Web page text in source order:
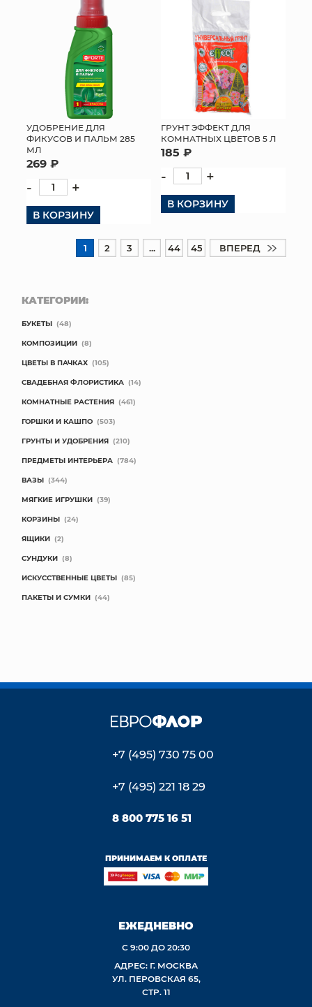
УДОБРЕНИЕ ДЛЯ
ФИКУСОВ И ПАЛЬМ 285
МЛ
269 ₽
- +
В КОРЗИНУ
ГРУНТ ЭФФЕКТ ДЛЯ
КОМНАТНЫХ ЦВЕТОВ 5 Л
185 ₽
- +
В КОРЗИНУ
1 2 3 ... 44 45 ВПЕРЕД
КАТЕГОРИИ:
БУКЕТЫ (48)
КОМПОЗИЦИИ (8)
ЦВЕТЫ В ПАЧКАХ (105)
СВАДЕБНАЯ ФЛОРИСТИКА (14)
КОМНАТНЫЕ РАСТЕНИЯ (461)
ГОРШКИ И КАШПО (503)
ГРУНТЫ И УДОБРЕНИЯ (210)
ПРЕДМЕТЫ ИНТЕРЬЕРА (784)
ВАЗЫ (344)
МЯГКИЕ ИГРУШКИ (39)
КОРЗИНЫ (24)
ЯЩИКИ (2)
СУНДУКИ (8)
ИСКУССТВЕННЫЕ ЦВЕТЫ (85)
ПАКЕТЫ И СУМКИ (44)
+7 (495) 730 75 00
+7 (495) 221 18 29
8 800 775 16 51
ПРИНИМАЕМ К ОПЛАТЕ
ЕЖЕДНЕВНО
С 9:00 ДО 20:30
АДРЕС: Г. МОСКВА
УЛ. ПЕРОВСКАЯ 65,
СТР. 11